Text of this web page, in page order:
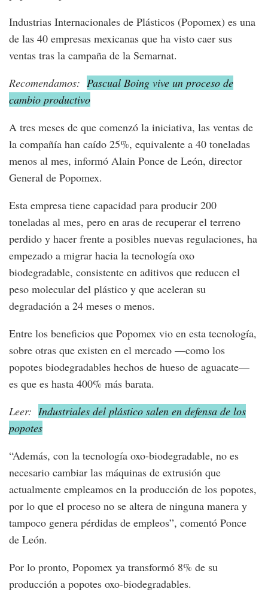
Industrias Internacionales de Plásticos (Popomex) es una
de las 40 empresas mexicanas que ha visto caer sus
ventas tras la campaña de la Semarnat.
Recomendamos: Pascual Boing vive un proceso de
cambio productivo
A tres meses de que comenzó la iniciativa, las ventas de
la compañía han caído 25%, equivalente a 40 toneladas
menos al mes, informó Alain Ponce de León, director
General de Popomex.
Esta empresa tiene capacidad para producir 200
toneladas al mes, pero en aras de recuperar el terreno
perdido y hacer frente a posibles nuevas regulaciones, ha
empezado a migrar hacia la tecnología oxo
biodegradable, consistente en aditivos que reducen el
peso molecular del plástico y que aceleran su
degradación a 24 meses o menos.
Entre los beneficios que Popomex vio en esta tecnología,
sobre otras que existen en el mercado —como los
popotes biodegradables hechos de hueso de aguacate—
es que es hasta 400% más barata.
Leer: Industriales del plástico salen en defensa de los
popotes
“Además, con la tecnología oxo-biodegradable, no es
necesario cambiar las máquinas de extrusión que
actualmente empleamos en la producción de los popotes,
por lo que el proceso no se altera de ninguna manera y
tampoco genera pérdidas de empleos”, comentó Ponce
de León.
Por lo pronto, Popomex ya transformó 8% de su
producción a popotes oxo-biodegradables.